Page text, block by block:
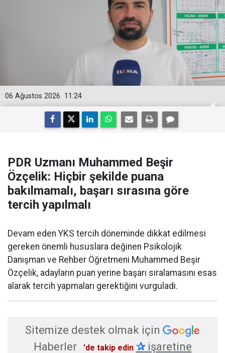
11:24
06 Ağustos 2026
PDR Uzmanı Muhammed Beşir
Özçelik: Hiçbir şekilde puana
bakılmamalı, başarı sırasına göre
tercih yapılmalı
Devam eden YKS tercih döneminde dikkat edilmesi
gereken önemli hususlara değinen Psikolojik
Danışman ve Rehber Öğretmeni Muhammed Beşir
Özçelik, adayların puan yerine başarı sıralamasını esas
alarak tercih yapmaları gerektiğini vurguladı.
Sitemize destek olmak için
Haberler
'de takip edin ✰işaretine